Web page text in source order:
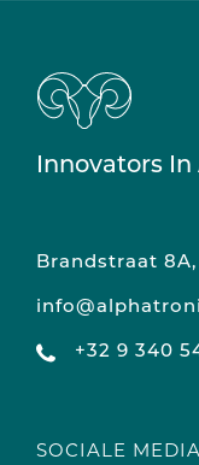
Innovators In
Brandstraat 8A,
+32 9 340
SOCIALE MEDIA